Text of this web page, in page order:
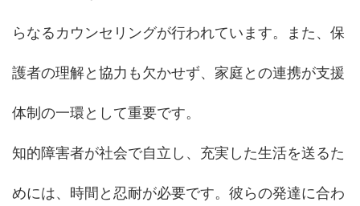
らなるカウンセリングが行われています。また、保
護者の理解と協力も欠かせず、家庭との連携が支援
体制の一環として重要です。
知的障害者が社会で自立し、充実した生活を送るた
めには、時間と忍耐が必要です。彼らの発達に合わ